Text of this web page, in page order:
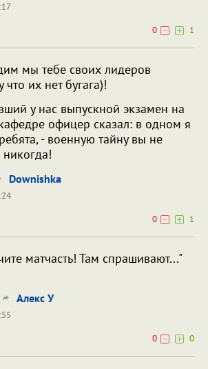
0
1
мы тебе своих лидеров
что их нет бугага)!
у нас выпускной экзамен на
офицер сказал: в одном я
- военную тайну вы не
Downishka
0
1
матчасть! Там спрашивают..."
Алекс У
0
0